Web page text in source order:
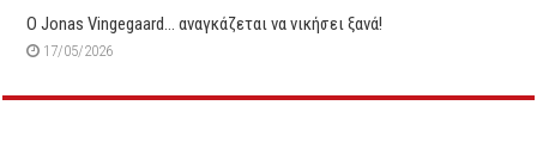
O Jonas Vingegaard… αναγκάζεται να νικήσει ξανά!
17/05/2026